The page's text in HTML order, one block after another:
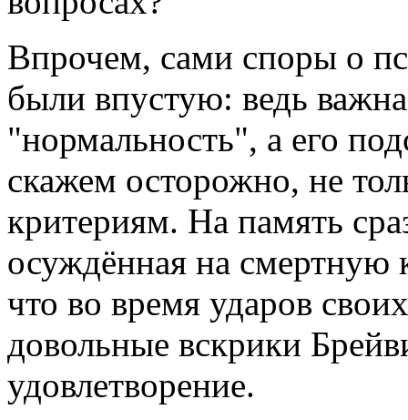
Впрочем, сами споры о
были впустую: ведь
"нормальность", а его
скажем осторожно, не
критериям. На память
осуждённая на смертную
что во время ударов
довольные вскрики
удовлетворение.